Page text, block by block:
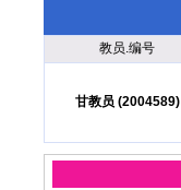
教员.编号
甘教员 (2004589)